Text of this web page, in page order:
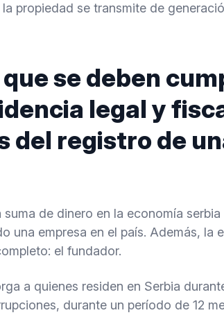
propiedad se transmite de
se deben
legal y
del registro de
de dinero en la economía
una empresa en el país. Además, la
el fundador.
a quienes residen en Serbia
durante un período de 12